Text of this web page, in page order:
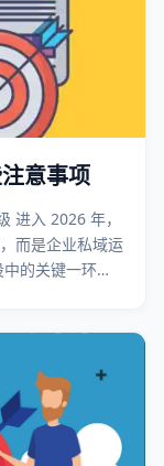
意事项
进入 2026 年，
而是企业私域运
的关键一环。